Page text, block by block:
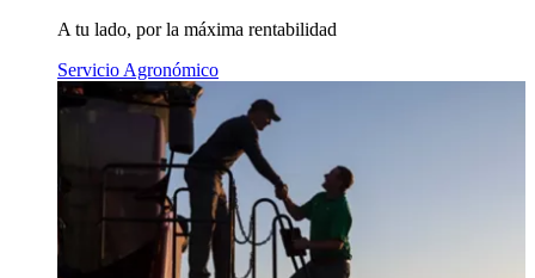
A tu lado, por la máxima rentabilidad
Servicio Agronómico